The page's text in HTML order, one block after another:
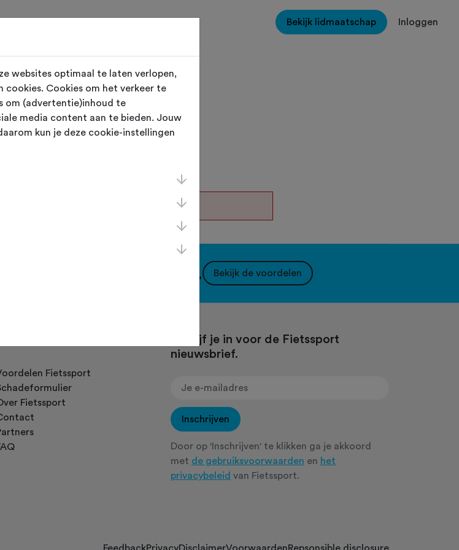
Bekijk lidmaatschap Inloggen
2026
het PLUS account. Bekijk de voordelen
Fietssport
Fietssport
Schrijf je in voor de Fietssport
nieuwsbrief.
Inschrijven
Door op 'Inschrijven' te klikken ga je akkoord
met de gebruiksvoorwaarden en het
privacybeleid van Fietssport.
websites optimaal te laten verlopen,
cookies. Cookies om het verkeer te
om (advertentie)inhoud te
media content aan te bieden. Jouw
kun je deze cookie-instellingen